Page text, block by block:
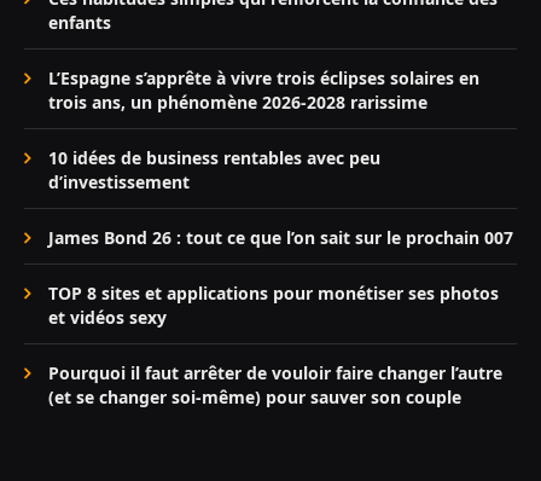
enfants
L’Espagne s’apprête à vivre trois éclipses solaires en
trois ans, un phénomène 2026-2028 rarissime
10 idées de business rentables avec peu
d’investissement
James Bond 26 : tout ce que l’on sait sur le prochain 007
TOP 8 sites et applications pour monétiser ses photos
et vidéos sexy
Pourquoi il faut arrêter de vouloir faire changer l’autre
(et se changer soi-même) pour sauver son couple